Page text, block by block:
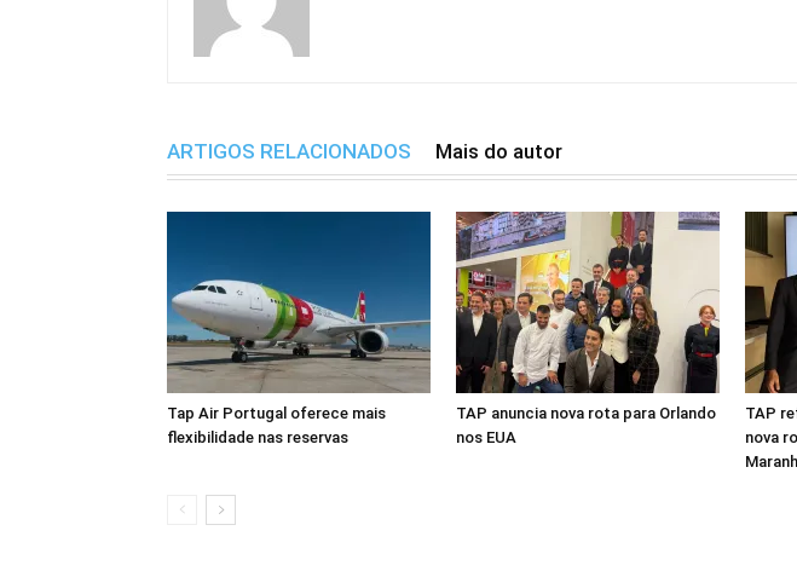
ARTIGOS RELACIONADOS Mais do autor
Tap Air Portugal oferece mais
flexibilidade nas reservas
TAP anuncia nova rota para Orlando
nos EUA
TAP
nova